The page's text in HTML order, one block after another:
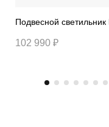
102 990 ₽